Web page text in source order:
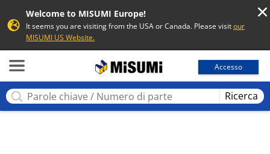
Welcome to MISUMI Europe!
It seems you are visiting from the USA or Canada. Please visitour
MISUMI US Website.
Accesso
Ricerca